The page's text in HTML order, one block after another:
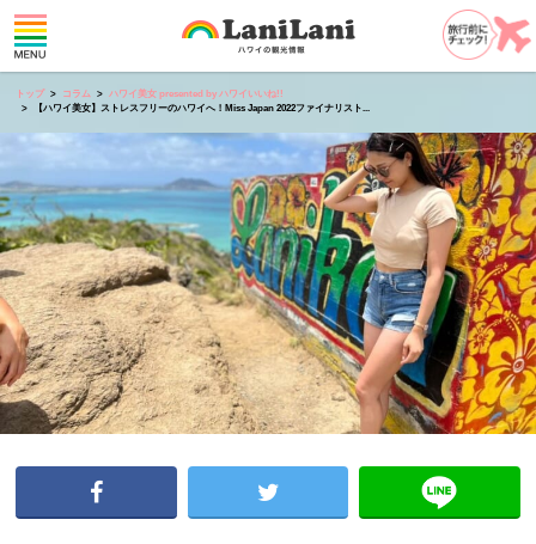
トップ コラム
ハワイ美女 presented by ハワイいいね!!
【ハワイ美女】ストレスフリーのハワイへ！Miss Japan 2022ファイナリスト...